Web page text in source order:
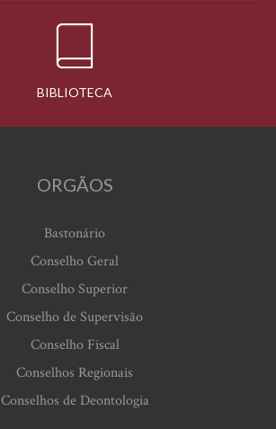
BIBLIOTECA
ORGÃOS
Bastonário
Conselho Geral
Conselho Superior
Conselho de Supervisão
Conselho Fiscal
Conselhos Regionais
Conselhos de Deontologia